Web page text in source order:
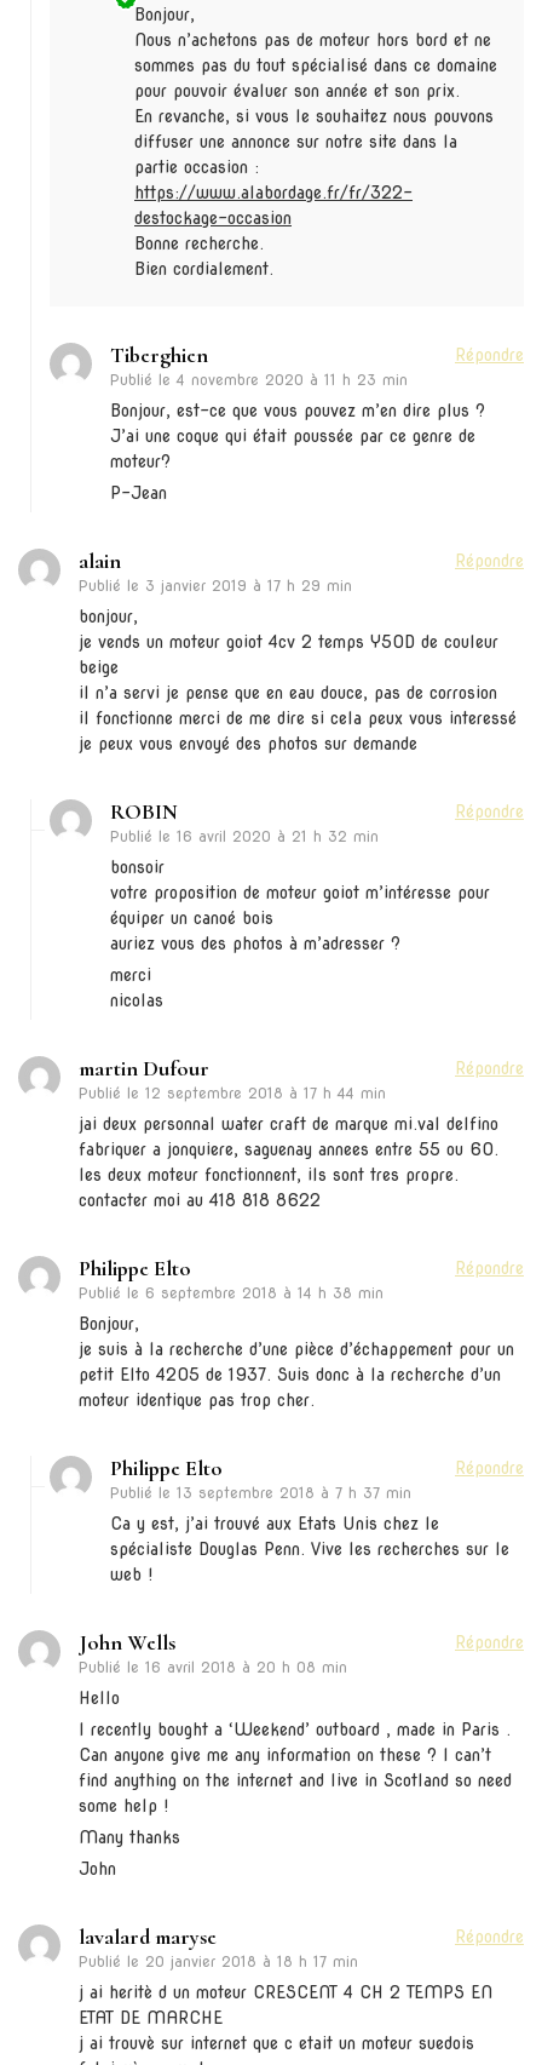
Bonjour,
Nous n’achetons pas de moteur hors bord et ne
sommes pas du tout spécialisé dans ce domaine
pour pouvoir évaluer son année et son prix.
En revanche, si vous le souhaitez nous pouvons
diffuser une annonce sur notre site dans la
partie occasion :
https://www.alabordage.fr/fr/322-
destockage-occasion
Bonne recherche.
Bien cordialement.
Tiberghien
Publié le 4 novembre 2020 à 11 h 23 min
Répondre
Bonjour, est-ce que vous pouvez m’en dire plus ?
J’ai une coque qui était poussée par ce genre de
moteur?
P-Jean
alain
Publié le 3 janvier 2019 à 17 h 29 min
Répondre
bonjour,
je vends un moteur goiot 4cv 2 temps Y50D de couleur
beige
il n’a servi je pense que en eau douce, pas de corrosion
il fonctionne merci de me dire si cela peux vous interessé
je peux vous envoyé des photos sur demande
ROBIN
Publié le 16 avril 2020 à 21 h 32 min
Répondre
bonsoir
votre proposition de moteur goiot m’intéresse pour
équiper un canoé bois
auriez vous des photos à m’adresser ?
merci
nicolas
martin Dufour
Publié le 12 septembre 2018 à 17 h 44 min
Répondre
jai deux personnal water craft de marque mi.val delfino
fabriquer a jonquiere, saguenay annees entre 55 ou 60.
les deux moteur fonctionnent, ils sont tres propre.
contacter moi au 418 818 8622
Philippe Elto
Publié le 6 septembre 2018 à 14 h 38 min
Répondre
Bonjour,
je suis à la recherche d’une pièce d’échappement pour un
petit Elto 4205 de 1937. Suis donc à la recherche d’un
moteur identique pas trop cher.
Philippe Elto
Publié le 13 septembre 2018 à 7 h 37 min
Répondre
Ca y est, j’ai trouvé aux Etats Unis chez le
spécialiste Douglas Penn. Vive les recherches sur le
web !
John Wells
Publié le 16 avril 2018 à 20 h 08 min
Répondre
Hello
I recently bought a ‘Weekend’ outboard , made in Paris .
Can anyone give me any information on these ? I can’t
find anything on the internet and live in Scotland so need
some help !
Many thanks
John
lavalard maryse
Publié le 20 janvier 2018 à 18 h 17 min
Répondre
j ai heritè d un moteur CRESCENT 4 CH 2 TEMPS EN
ETAT DE MARCHE
j ai trouvè sur internet que c etait un moteur suedois